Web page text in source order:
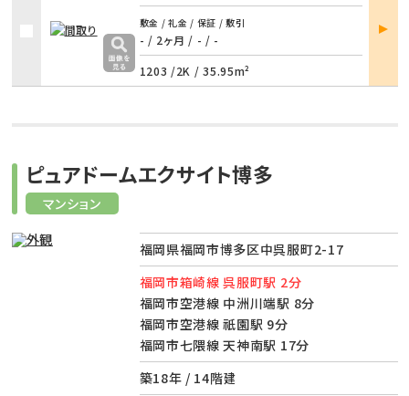
敷金 / 礼金 / 保証 / 敷引
- / 2ヶ月 / - / -
1203 /2K /35.95m²
部屋
詳細
マンション
ピュアドームエクサイト博多
福岡県福岡市博多区中呉服町2-17
福岡市箱崎線 呉服町駅 2分
福岡市空港線 中洲川端駅 8分
福岡市空港線 祇園駅 9分
福岡市七隈線 天神南駅 17分
築18年 / 14階建